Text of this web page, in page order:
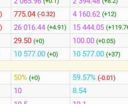
775.04 (-0.32)
26 016.44 (+4.91)
29.50 (+0)
10 577.00 (+0)
50% (+0)
10
4 160.62 (+12)
15 444.05
100.00 (+0.05)
10 577.00 (+37)
59.57% (-0.01)
8.54